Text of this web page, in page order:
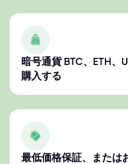
暗号通貨 BTC、ETH、
購入する
最低価格保証、または